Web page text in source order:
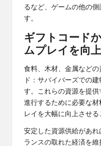
るなど、ゲームの他の
す。
ギフトコード
ムプレイを向
食料、木材、金属など
ド：サバイバーズでの
す。これらの資源を提供
進行するために必要な
レイを大幅に向上させる
安定した資源供給があ
ランスの取れた経済を